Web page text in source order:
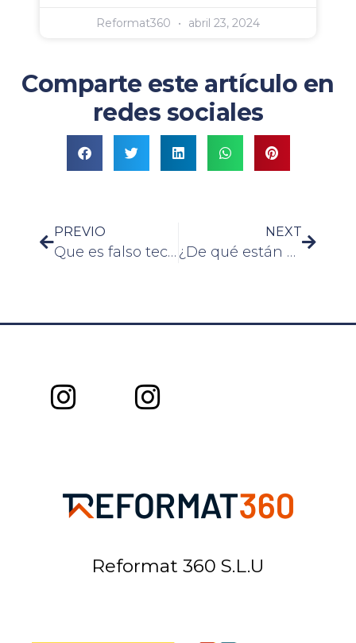
Reformat360 abril 23, 2024
Comparte este artículo en
redes sociales
PREVIO
Que es falso techo
NEXT
¿De qué están hechas las vigas?
Reformat 360 S.L.U